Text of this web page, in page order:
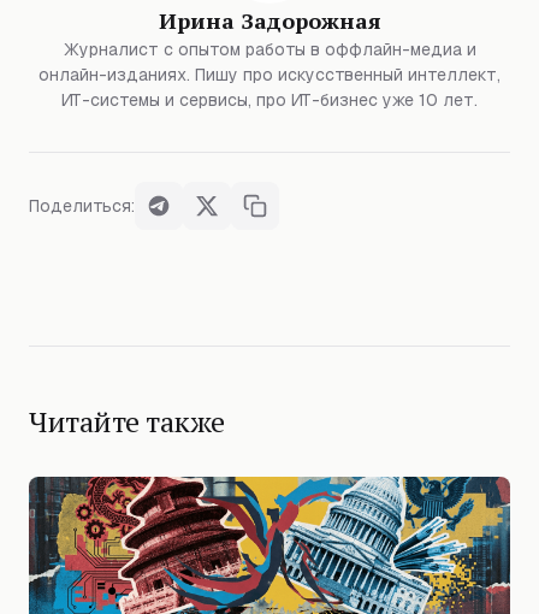
Ирина Задорожная
Журналист с опытом работы в оффлайн-медиа и
онлайн-изданиях. Пишу про искусственный интеллект,
ИТ-системы и сервисы, про ИТ-бизнес уже 10 лет.
Поделиться:
Читайте также